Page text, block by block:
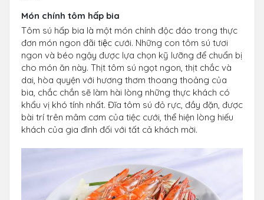
Món chính tôm hấp bia
Tôm sú hấp bia là một món chính độc đáo trong thực
đơn món ngon đãi tiệc cưới. Những con tôm sú tươi
ngon và béo ngậy được lựa chọn kỹ lưỡng để chuẩn bị
cho món ăn này. Thịt tôm sú ngọt ngon, thịt chắc và
dai, hòa quyện với hương thơm thoang thoảng của
bia, chắc chắn sẽ làm hài lòng những thực khách có
khẩu vị khó tính nhất. Đĩa tôm sú đỏ rực, đầy đặn, được
bài trí trên mâm cơm của tiệc cưới, thể hiện lòng hiếu
khách của gia đình đối với tất cả khách mời.